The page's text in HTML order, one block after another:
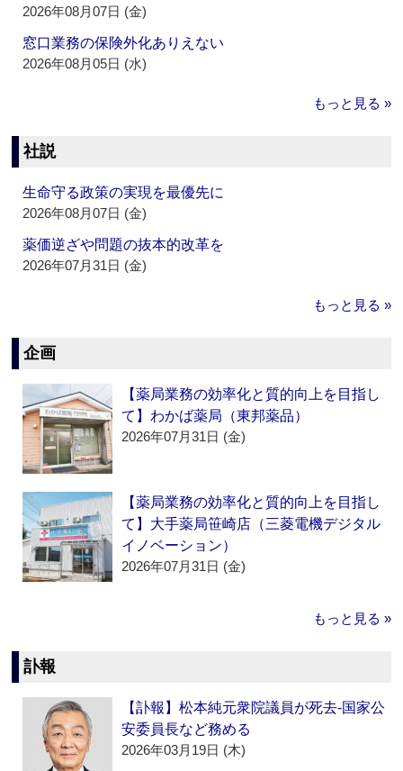
2026年08月07日 (金)
窓口業務の保険外化ありえない
2026年08月05日 (水)
もっと見る »
社説
生命守る政策の実現を最優先に
2026年08月07日 (金)
薬価逆ざや問題の抜本的改革を
2026年07月31日 (金)
もっと見る »
企画
【薬局業務の効率化と質的向上を目指し
て】わかば薬局（東邦薬品）
2026年07月31日 (金)
【薬局業務の効率化と質的向上を目指し
て】大手薬局笹崎店（三菱電機デジタル
イノベーション）
2026年07月31日 (金)
もっと見る »
訃報
【訃報】松本純元衆院議員が死去‐国家公
安委員長など務める
2026年03月19日 (木)